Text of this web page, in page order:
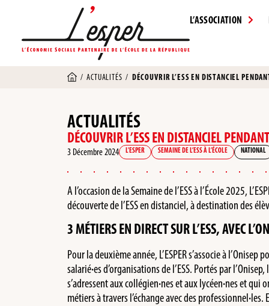
L’ASSOCIATION
/ACTUALITÉS / DÉCOUVRIR L’ESS EN DISTANCIEL
ACTUALITÉS
DÉCOUVRIR L’ESS EN DISTANCIEL
3 Décembre 2024 L'ESPER SEMAINE DE L’ESS À L’ÉCOLE NATIONAL
A l’occasion de la Semaine de l’ESS à l’École 2025,
découverte de l’ESS en distanciel, à destination des
3 MÉTIERS EN DIRECT SUR L’ESS, AVEC
Pour la deuxième année, L’ESPER s’associe à
salarié·es d’organisations de l’ESS. Portés par
s’adressent aux collégien·nes et aux lycéen·nes et qui
métiers à travers l’échange avec des professionnel·les.